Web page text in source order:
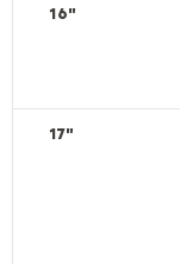
16"
17"